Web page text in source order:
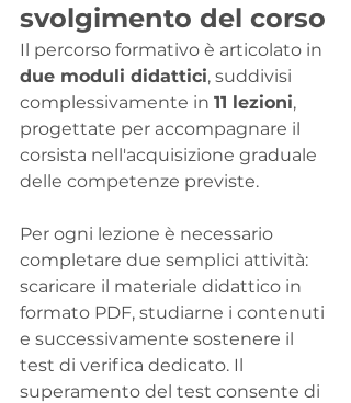
svolgimento del corso
Il percorso formativo è articolato in
due moduli didattici, suddivisi
complessivamente in 11 lezioni,
progettate per accompagnare il
corsista nell'acquisizione graduale
delle competenze previste.
Per ogni lezione è necessario
completare due semplici attività:
scaricare il materiale didattico in
formato PDF, studiarne i contenuti
e successivamente sostenere il
test di verifica dedicato. Il
superamento del test consente di